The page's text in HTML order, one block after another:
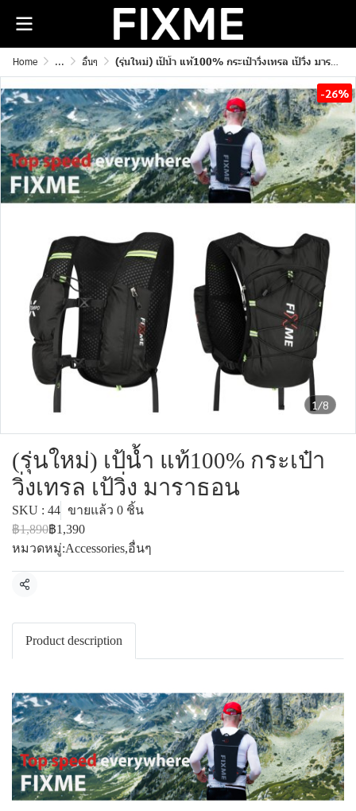
Home ... อื่นๆ (รุ่นใหม่) เป้น้ำ แท้100% กระเป๋าวิ่งเทรล เป้วิ่ง มาราธอน
1/8
-26%
(รุ่นใหม่) เป้น้ำ แท้100% กระเป๋า
วิ่งเทรล เป้วิ่ง มาราธอน
SKU : 44 ขายแล้ว 0 ชิ้น
฿1,890฿1,390
หมวดหมู่:Accessories,อื่นๆ
แชร์
Product description